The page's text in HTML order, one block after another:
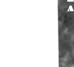
La calidad
lo que
vean
fáciles
convierte